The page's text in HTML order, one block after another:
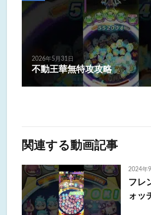
2026年5月31日
不動王華無特攻攻略
関連する動画記事
2024年
フレ
ォッ